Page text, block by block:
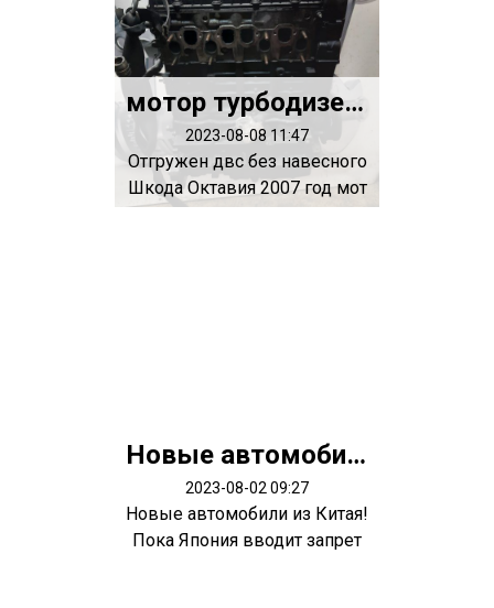
мотор турбодизель 1.9 BJB
2023-08-08 11:47
Отгружен двс без навесного
Шкода Октавия 2007 год мот
ор турб...
Новые автомобили из Китая!
2023-08-02 09:27
Новые автомобили из Китая!
Пока Япония вводит запрет